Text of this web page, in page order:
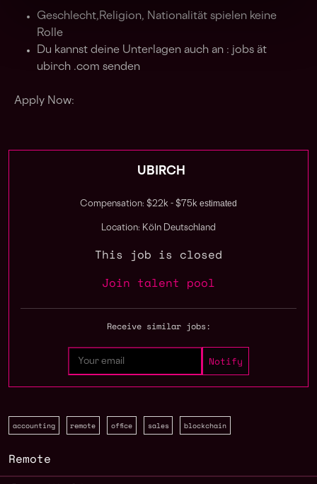
Geschlecht,Religion, Nationalität spielen keine
Rolle
Du kannst deine Unterlagen auch an : jobs ät
ubirch .com senden
Apply Now:
UBIRCH
Compensation: $22k - $75k estimated
Location: Köln Deutschland
This job is closed
Join talent pool
Receive similar jobs:
accounting remote office sales blockchain
Remote